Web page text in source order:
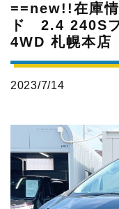
==new!!在庫
ド 2.4 240S
4WD 札幌本店
2023/7/14